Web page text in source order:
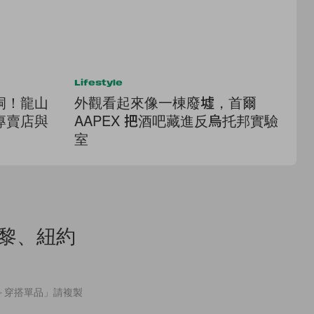
！龍山
賣店與
Lifestyle
外觀看起來像一棟廢墟，首爾
AAPEX 把酒吧藏進反烏托邦實驗
室
、紐約
搭單品」請複製